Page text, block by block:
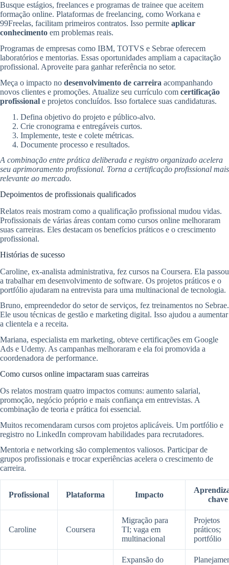
Busque estágios, freelances e programas de trainee que aceitem
formação online. Plataformas de freelancing, como Workana e
99Freelas, facilitam primeiros contratos. Isso permite aplicar
conhecimento em problemas reais.
Programas de empresas como IBM, TOTVS e Sebrae oferecem
laboratórios e mentorias. Essas oportunidades ampliam a capacitação
profissional. Aproveite para ganhar referência no setor.
Meça o impacto no desenvolvimento de carreira acompanhando
novos clientes e promoções. Atualize seu currículo com certificação
profissional e projetos concluídos. Isso fortalece suas candidaturas.
Defina objetivo do projeto e público-alvo.
Crie cronograma e entregáveis curtos.
Implemente, teste e colete métricas.
Documente processo e resultados.
A combinação entre prática deliberada e registro organizado acelera
seu aprimoramento profissional. Torna a certificação profissional mais
relevante ao mercado.
Depoimentos de profissionais qualificados
Relatos reais mostram como a qualificação profissional mudou vidas.
Profissionais de várias áreas contam como cursos online melhoraram
suas carreiras. Eles destacam os benefícios práticos e o crescimento
profissional.
Histórias de sucesso
Caroline, ex-analista administrativa, fez cursos na Coursera. Ela passou
a trabalhar em desenvolvimento de software. Os projetos práticos e o
portfólio ajudaram na entrevista para uma multinacional de tecnologia.
Bruno, empreendedor do setor de serviços, fez treinamentos no Sebrae.
Ele usou técnicas de gestão e marketing digital. Isso ajudou a aumentar
a clientela e a receita.
Mariana, especialista em marketing, obteve certificações em Google
Ads e Udemy. As campanhas melhoraram e ela foi promovida a
coordenadora de performance.
Como cursos online impactaram suas carreiras
Os relatos mostram quatro impactos comuns: aumento salarial,
promoção, negócio próprio e mais confiança em entrevistas. A
combinação de teoria e prática foi essencial.
Muitos recomendaram cursos com projetos aplicáveis. Um portfólio e
registro no LinkedIn comprovam habilidades para recrutadores.
Mentoria e networking são complementos valiosos. Participar de
grupos profissionais e trocar experiências acelera o crescimento de
carreira.
Profissional Plataforma Impacto
chave
Caroline Coursera
Migração para
TI; vaga em
multinacional
Projetos
práticos;
portfólio
Expansão do